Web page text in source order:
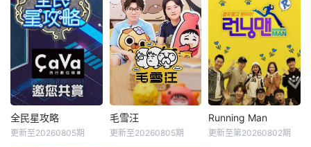
全民星攻略
更新至20260805期
毛雪汪
更新至20260805期
Running Man
更新至第20260802期